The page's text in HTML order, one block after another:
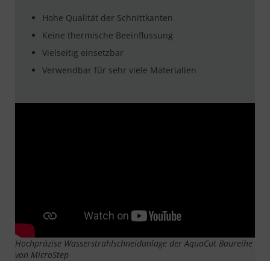
Hohe Qualität der Schnittkanten
Keine thermische Beeinflussung
Vielseitig einsetzbar
Verwendbar für sehr viele Materialien
Hochpräzise Wasserstrahlschneidanlage der AquaCut Baureihe
von MicroStep